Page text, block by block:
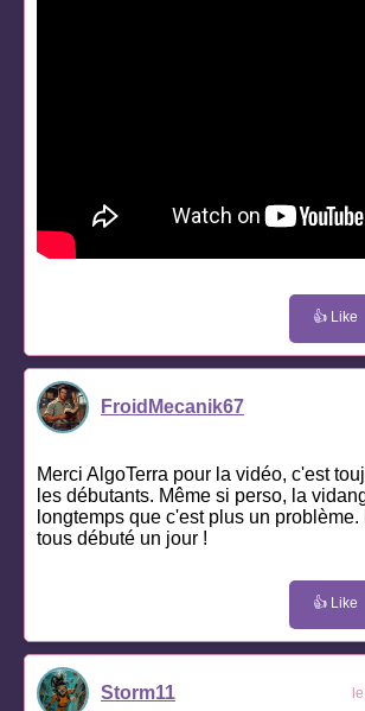
👍 Like
FroidMecanik67
Merci AlgoTerra pour la vidéo, c'est
les débutants. Même si perso, la
longtemps que c'est plus un problème.
tous débuté un jour !
👍 Like
Storm11